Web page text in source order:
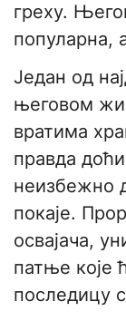
греху.
популарна,
Један од
његовом
вратима
правда
неизбежно
покаје.
освајача,
патње које
последицу